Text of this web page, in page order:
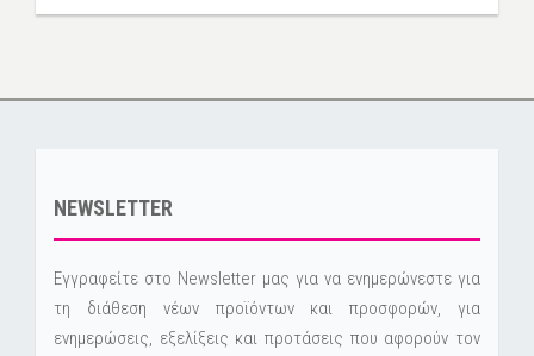
NEWSLETTER
Εγγραφείτε στο Newsletter μας για να ενημερώνεστε για
τη διάθεση νέων προϊόντων και προσφορών, για
ενημερώσεις, εξελίξεις και προτάσεις που αφορούν τον